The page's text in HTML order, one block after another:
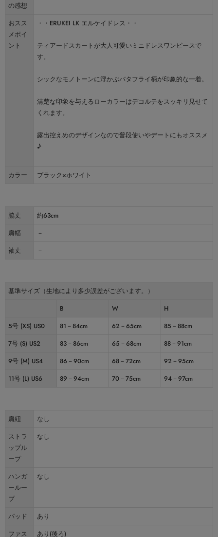
の感想
おスス
メポイ
ント
・・ERUKEI LK エルケイドレス・・
ティアードスカートが大人可愛いミニドレスワンピースで
す。
シックなモノトーンに浮かぶバタフライ柄が印象的な一着。
清楚な印象を与えるローカラーはデコルテをスッキリ見せて
くれます。
露出控えめのデザインなので普段使いやデートにもオススメ
♪
カラー ブラック×ホワイト
脇丈
約63cm
肩幅
－
袖丈
－
基準サイズ（生地により多少誤差がございます。）
B
W
H
5号 (XS) US0
81－84cm 62－65cm
85－88cm
7号 (S) US2
83－86cm 65－68cm
88－91cm
9号 (M) US4
86－90cm 68－72cm
92－95cm
11号 (L) US6
89－94cm 70－75cm 94－97cm
肩紐
なし
ストラ
ップル
ープ
なし
ハンガ
ールー
プ
なし
パッド
あり
ファス
あり(後ろ)